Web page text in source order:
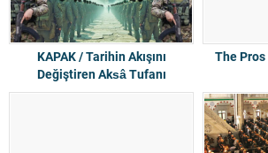
KAPAK / Tarihin Akışını
Değiştiren Aksâ Tufanı
The